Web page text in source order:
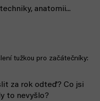
anatomii...
tužkou pro začátečníky:
za rok odteď? Co jsi
to nevyšlo?